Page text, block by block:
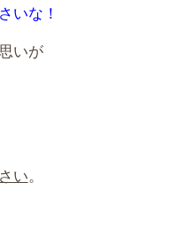
いな！
いが
い。